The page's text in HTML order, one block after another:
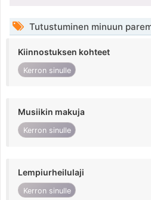
Tutustuminen minuun
Kiinnostuksen kohteet
Kerron sinulle
Musiikin makuja
Kerron sinulle
Lempiurheilulaji
Kerron sinulle